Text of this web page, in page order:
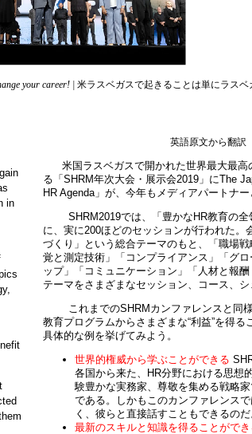
your career! | 米ラスベガスで起きることは単にラス
in
英語原文から翻訳
米国ラスベガスで開かれた世界最大最高
る「 SHRM年次大会・展示会2019」にThe
HR Agenda」が、今年もメディアパートナ
SHRM2019では、「豊かな HR教育の全
に、実に200ほどのセッションが行われた。
づくり」という総合テーマのもと、「職場
覚と測定技術」「コンプライアンス」「グロ
ップ」「コミュニケーション」「人材と報
テーマをさまざまなセッション、コース、
これまでのSHRMカンファレンスと同
教育プログラムからさまざまな“利益”を得る
具体的な例を挙げてみよう 。
世界的権威から学ぶことができる
各国から来た、
HR分野における思想
験豊かな実務家、尊敬を集める戦略
である。しかもこのカンファレンス
く、彼らと直接話すこともできるのだ
最新のスキルと知識を得ることができ